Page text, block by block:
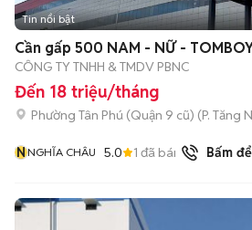
Tin nổi bật
Cần gấp 500 NAM - NỮ -
CÔNG TY TNHH & TMDV PBNC
Đến 18 triệu/tháng
Phường Tân Phú (Quận 9 cũ) (P. Tăng
NNGHĨA CHÂU 5.0 1 đã bán Bấm